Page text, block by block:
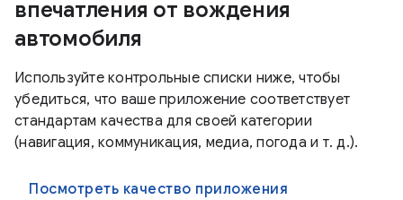
впечатления от вождения
автомобиля
Используйте контрольные списки ниже, чтобы
убедиться, что ваше приложение соответствует
стандартам качества для своей категории
(навигация, коммуникация, медиа, погода и т. д.).
Посмотреть качество приложения